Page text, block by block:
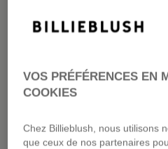
VOS PRÉFÉRENCES EN
COOKIES
Chez Billieblush, nous utilisons
que ceux de nos partenaires